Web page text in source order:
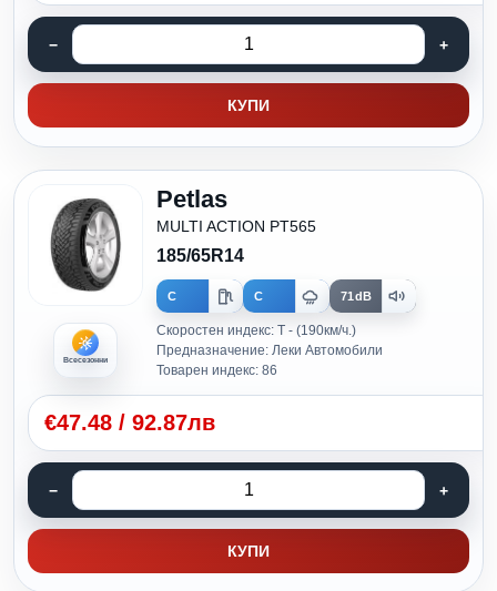
КУПИ
Всесезонни
Petlas
MULTI ACTION PT565
185/65R14
C C 71dB
Скоростен индекс: T - (190км/ч.)
Предназначение: Леки Автомобили
Товарен индекс: 86
€47.48 / 92.87лв
КУПИ